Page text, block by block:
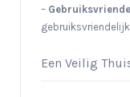
–
Een Veilig